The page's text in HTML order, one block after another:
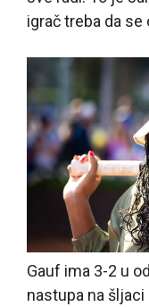
igrač treba da se
Gauf ima 3-2 u
nastupa na